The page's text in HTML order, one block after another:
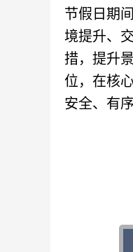
节假日期
境提升、
措，提升
位，在核
安全、有